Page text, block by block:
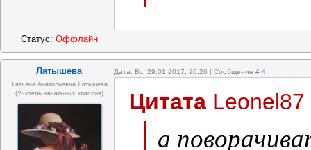
бы ) и не
парты ведь
Статус: Оффлайн
Латышева Дата: Вс, 29.01.2017, 20:26 | Сообщение # 4
Татьяна Анатольевна Латышева
(учитель начальных классов)
Цитата Leonel87
а